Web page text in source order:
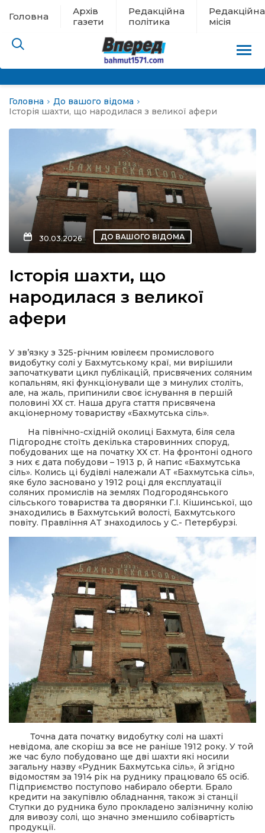
Головна
Архів
газети
Редакційна
політика
Редакційна
місія
новини
політика
Головна
До вашого відома
Історія шахти, що народилася з великої афери
30.03.2026 ДО ВАШОГО ВІДОМА
Історія шахти, що
народилася з великої
афери
У зв’язку з 325-річним ювілеєм промислового
видобутку солі у Бахмутському краї, ми вирішили
започаткувати цикл публікацій, присвячених соляним
копальням, які функціонували ще з минулих століть,
але, на жаль, припинили своє існування в першій
половині ХХ ст. Наша друга стаття присвячена
акціонерному товариству «Бахмутська сіль».
На північно-східній околиці Бахмута, біля села
Підгороднє стоїть декілька старовинних споруд,
побудованих ще на початку ХХ ст. На фронтоні одного
з них є дата побудови – 1913 р, й напис «Бахмутська
сіль». Колись ці будівлі належали АТ «Бахмутська сіль»,
яке було засновано у 1912 році для експлуатації
соляних промислів на землях Подгородянського
сільського товариства та дворянки Г.І. Кішинської, що
знаходились в Бахмутський волості, Бахмутського
повіту. Правління АТ знаходилось у С.- Петербурзі.
Точна дата початку видобутку солі на шахті
невідома, але скоріш за все не раніше 1912 року. У той
же час було побудовано ще дві шахти які носили
загальну назву «Рудник Бахмутська сіль», й згідно
відомостям за 1914 рік на руднику працювало 65 осіб.
Підприємство поступово набирало оберти. Брало
кредити на закупівлю обладнання, також зі станції
Ступки до рудника було прокладено залізничну колію
для вивозу солі, що значно зменшило собівартість
продукції.